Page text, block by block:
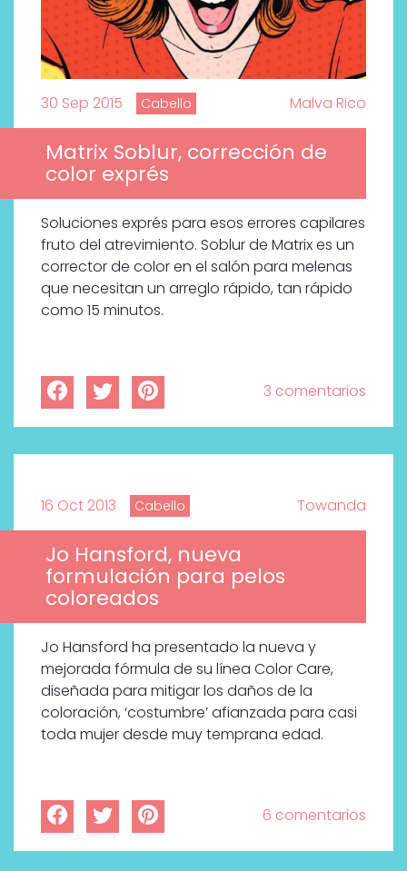
30 Sep 2015 Cabello Malva Rico
Matrix Soblur, corrección de
color exprés
Soluciones exprés para esos errores capilares
fruto del atrevimiento. Soblur de Matrix es un
corrector de color en el salón para melenas
que necesitan un arreglo rápido, tan rápido
como 15 minutos.
3 comentarios
16 Oct 2013 Cabello Towanda
Jo Hansford, nueva
formulación para pelos
coloreados
Jo Hansford ha presentado la nueva y
mejorada fórmula de su línea Color Care,
diseñada para mitigar los daños de la
coloración, ‘costumbre’ afianzada para casi
toda mujer desde muy temprana edad.
6 comentarios